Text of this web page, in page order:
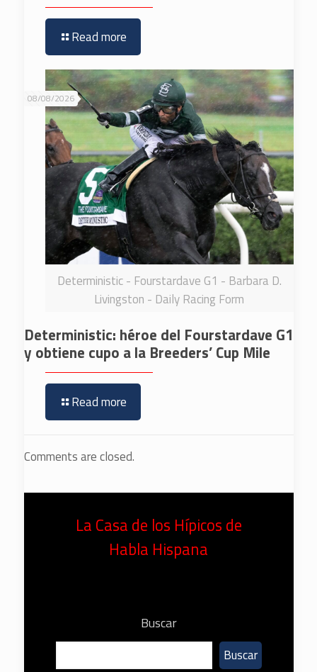
Read more
Deterministic - Fourstardave G1 - Barbara D.
Livingston - Daily Racing Form
08/08/2026
Deterministic: héroe del Fourstardave G1
y obtiene cupo a la Breeders’ Cup Mile
Read more
Comments are closed.
La Casa de los Hípicos de
Habla Hispana
Buscar
Buscar